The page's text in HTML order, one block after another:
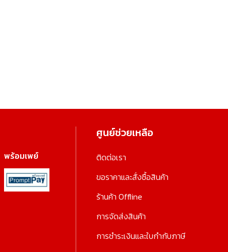
พร้อมเพย์
ศูนย์ช่วยเหลือ
ติดต่อเรา
ขอราคาและสั่งซื้อสินค้า
ร้านค้า Offline
การจัดส่งสินค้า
การชำระเงินและใบกำกับภาษี